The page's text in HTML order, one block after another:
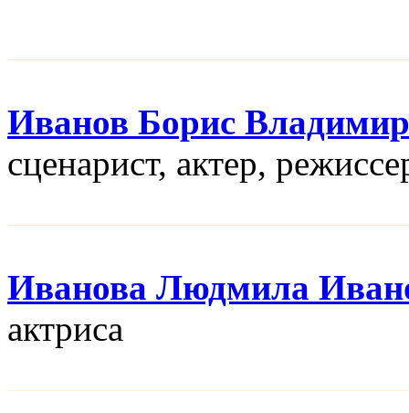
Иванов Борис
сценарист, актер,
Иванова Людмила
актриса